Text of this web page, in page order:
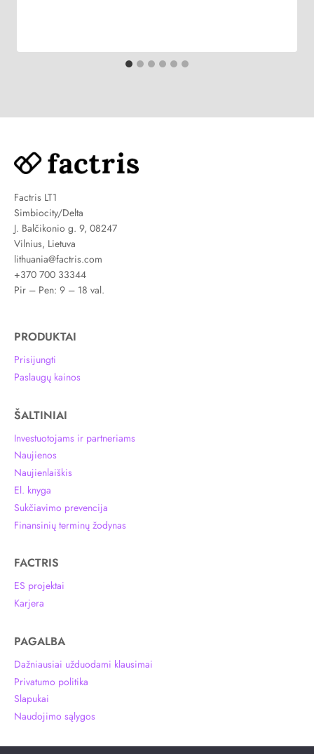
Factris LT1
Simbiocity/Delta
J. Balčikonio g. 9, 08247
Vilnius, Lietuva
lithuania@factris.com
+370 700 33344
Pir – Pen: 9 – 18 val.
PRODUKTAI
Prisijungti
Paslaugų kainos
ŠALTINIAI
Investuotojams ir partneriams
Naujienos
Naujienlaiškis
El. knyga
Sukčiavimo prevencija
Finansinių terminų žodynas
FACTRIS
ES projektai
Karjera
PAGALBA
Dažniausiai užduodami klausimai
Privatumo politika
Slapukai
Naudojimo sąlygos